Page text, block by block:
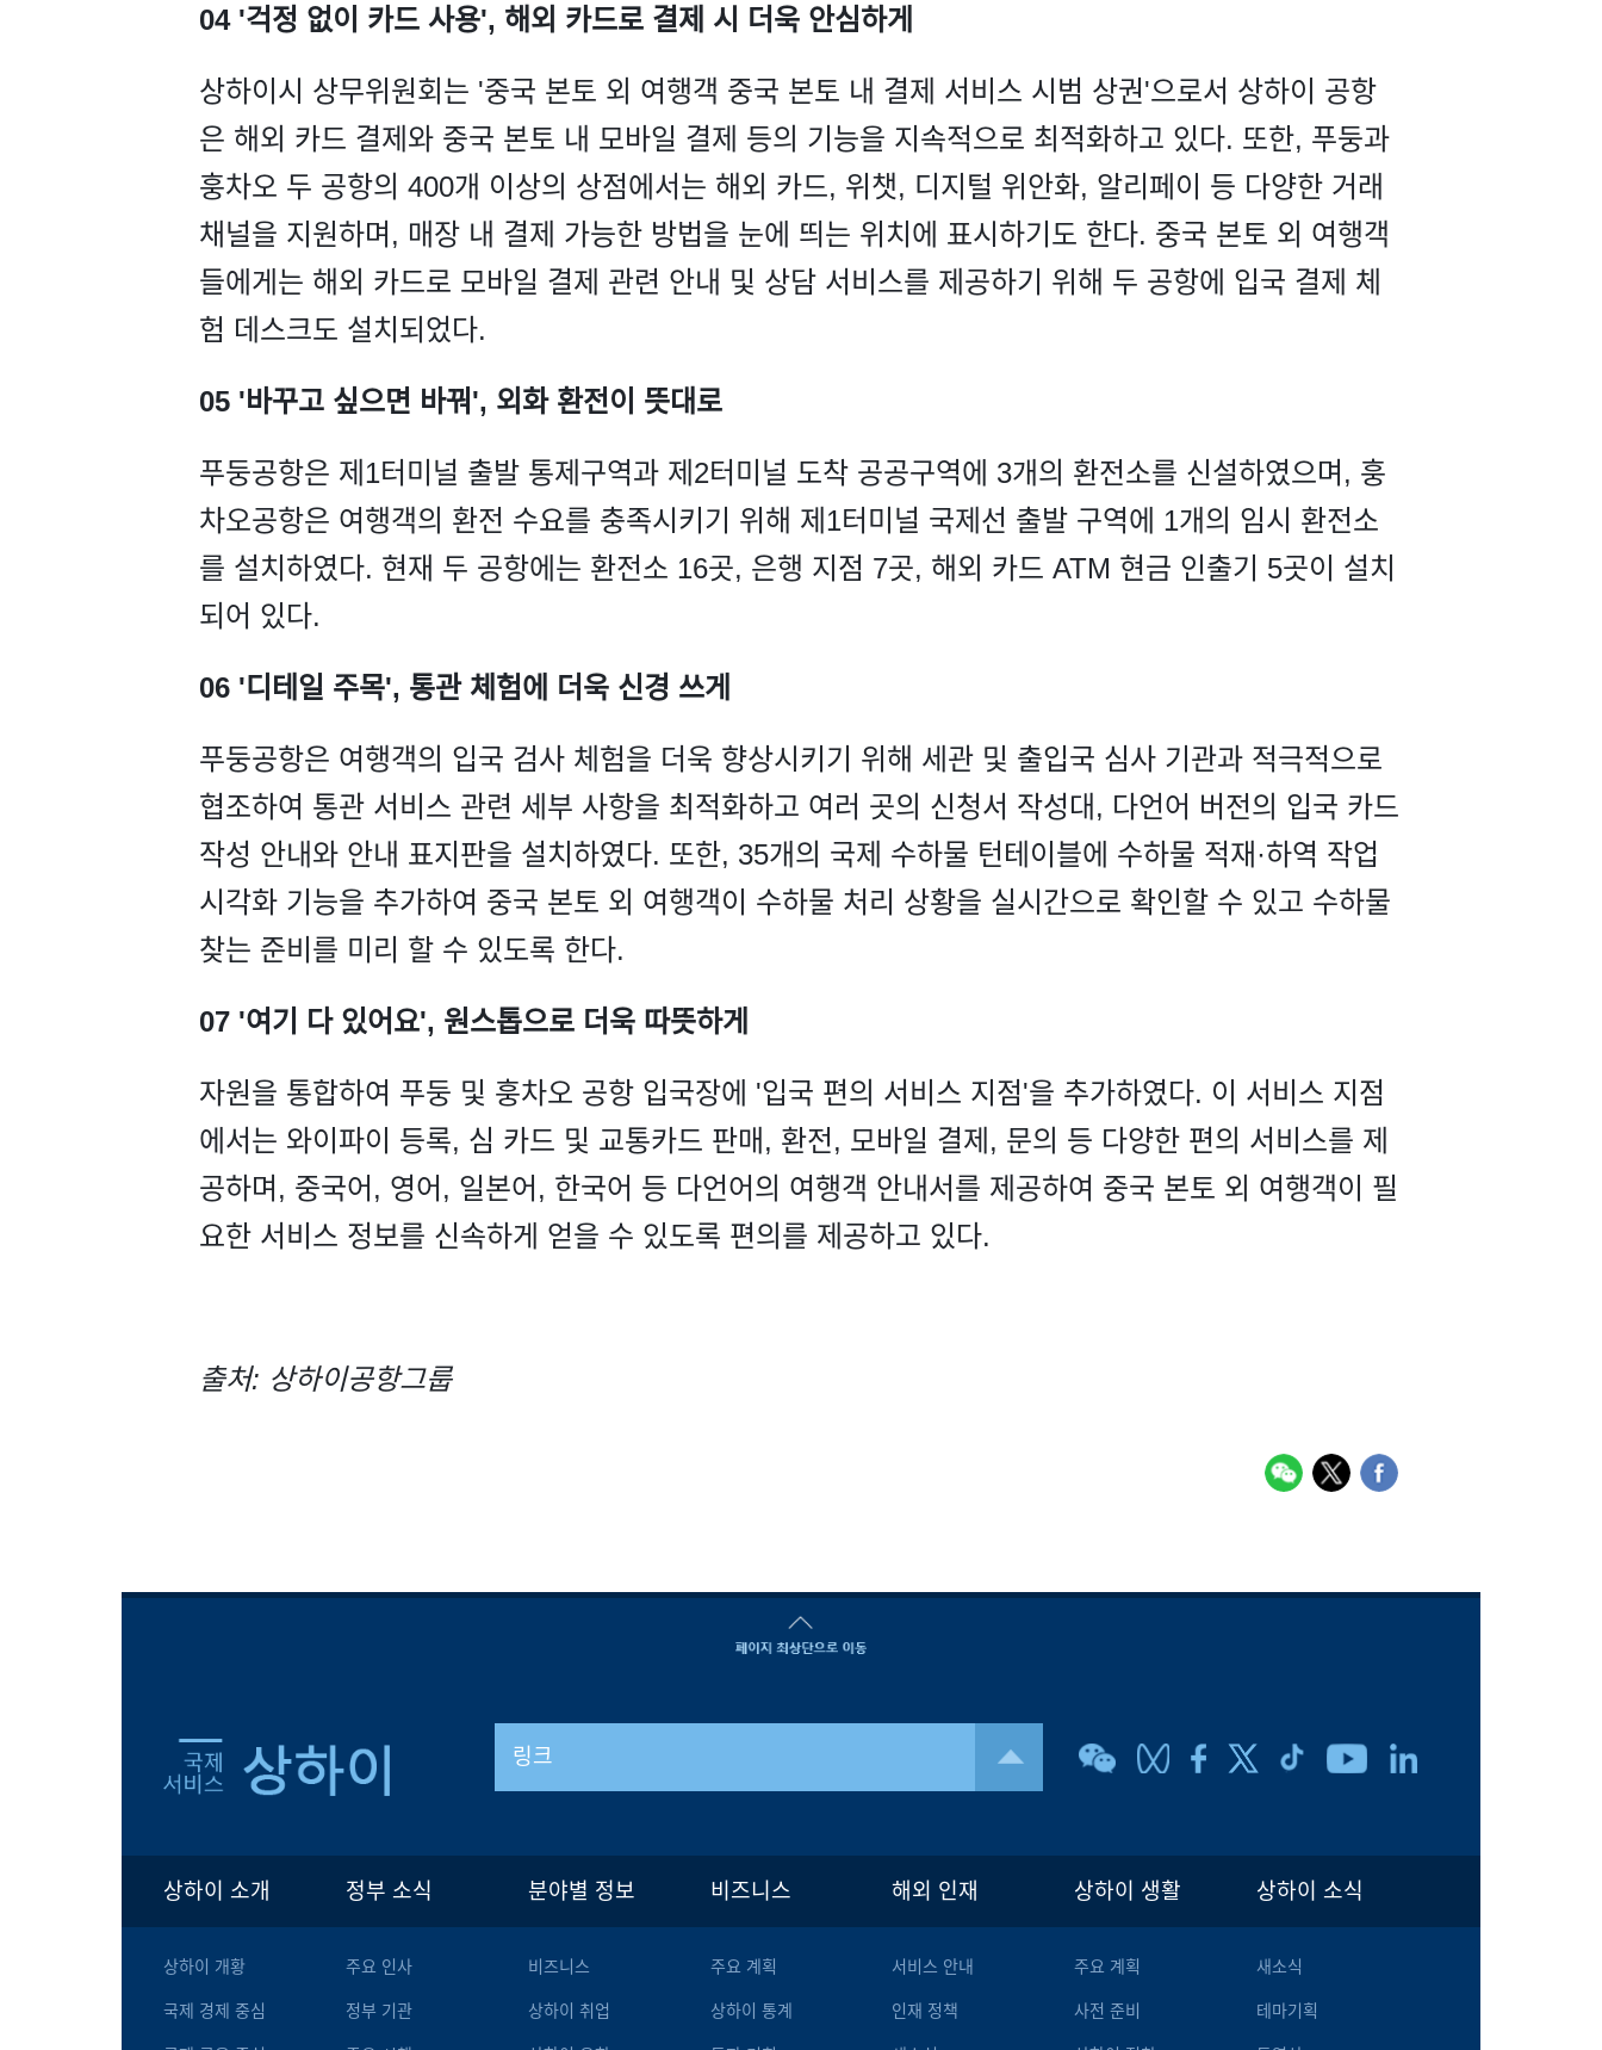
04 '걱정 없이 카드 사용', 해외 카드로 결제 시 더욱 안심하게
상하이시 상무위원회는 '중국 본토 외 여행객 중국 본토 내 결제 서비스 시범 상권'으로서 상하이 공항
은 해외 카드 결제와 중국 본토 내 모바일 결제 등의 기능을 지속적으로 최적화하고 있다. 또한, 푸둥과
훙차오 두 공항의 400개 이상의 상점에서는 해외 카드, 위챗, 디지털 위안화, 알리페이 등 다양한 거래
채널을 지원하며, 매장 내 결제 가능한 방법을 눈에 띄는 위치에 표시하기도 한다. 중국 본토 외 여행객
들에게는 해외 카드로 모바일 결제 관련 안내 및 상담 서비스를 제공하기 위해 두 공항에 입국 결제 체
험 데스크도 설치되었다.
05 '바꾸고 싶으면 바꿔', 외화 환전이 뜻대로
푸둥공항은 제1터미널 출발 통제구역과 제2터미널 도착 공공구역에 3개의 환전소를 신설하였으며, 훙
차오공항은 여행객의 환전 수요를 충족시키기 위해 제1터미널 국제선 출발 구역에 1개의 임시 환전소
를 설치하였다. 현재 두 공항에는 환전소 16곳, 은행 지점 7곳, 해외 카드 ATM 현금 인출기 5곳이 설치
되어 있다.
06 '디테일 주목', 통관 체험에 더욱 신경 쓰게
푸둥공항은 여행객의 입국 검사 체험을 더욱 향상시키기 위해 세관 및 출입국 심사 기관과 적극적으로
협조하여 통관 서비스 관련 세부 사항을 최적화하고 여러 곳의 신청서 작성대, 다언어 버전의 입국 카드
작성 안내와 안내 표지판을 설치하였다. 또한, 35개의 국제 수하물 턴테이블에 수하물 적재·하역 작업
시각화 기능을 추가하여 중국 본토 외 여행객이 수하물 처리 상황을 실시간으로 확인할 수 있고 수하물
찾는 준비를 미리 할 수 있도록 한다.
07 '여기 다 있어요', 원스톱으로 더욱 따뜻하게
자원을 통합하여 푸둥 및 훙차오 공항 입국장에 '입국 편의 서비스 지점'을 추가하였다. 이 서비스 지점
에서는 와이파이 등록, 심 카드 및 교통카드 판매, 환전, 모바일 결제, 문의 등 다양한 편의 서비스를 제
공하며, 중국어, 영어, 일본어, 한국어 등 다언어의 여행객 안내서를 제공하여 중국 본토 외 여행객이 필
요한 서비스 정보를 신속하게 얻을 수 있도록 편의를 제공하고 있다.
출처: 상하이공항그룹
링크
상하이 소개
상하이 개황
국제 경제 중심
정부 소식
주요 인사
정부 기관
분야별 정보
비즈니스
상하이 취업
비즈니스
주요 계획
상하이 통계
해외 인재
서비스 안내
인재 정책
상하이 생활
주요 계획
사전 준비
상하이 소식
새소식
테마기획